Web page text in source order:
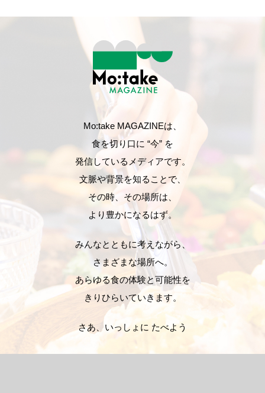
Mo:take MAGAZINEは、
食を切り口に “今” を
発信しているメディアです。
文脈や背景を知ることで、
その時、その場所は、
より豊かになるはず。
みんなとともに考えながら、
さまざまな場所へ。
あらゆる食の体験と可能性を
きりひらいていきます。
さあ、いっしょに たべよう